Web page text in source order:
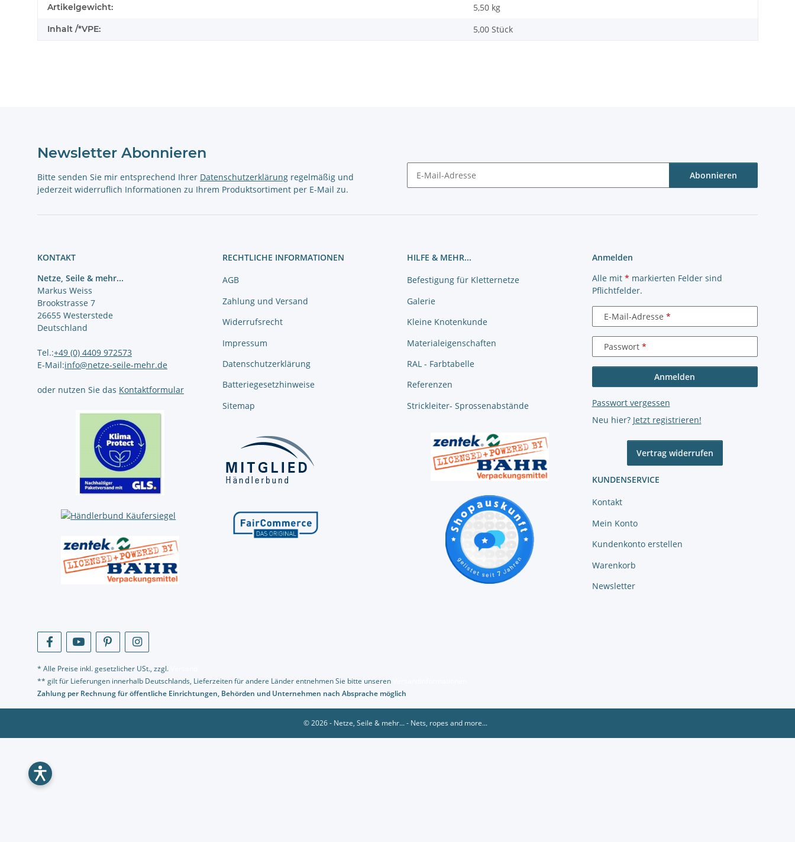
Produkteigenschaft
Wert
Artikelgewicht: 5,50 kg
Inhalt /*VPE: 5,00 Stück
Newsletter Abonnieren
Bitte senden Sie mir entsprechend Ihrer Datenschutzerklärung regelmäßig und
jederzeit widerruflich Informationen zu Ihrem Produktsortiment per E-Mail zu.
Abonnieren
KONTAKT
Netze, Seile & mehr...
Markus Weiss
Brookstrasse 7
26655 Westerstede
Deutschland
Tel.:+49 (0) 4409 972573
E-Mail:info@netze-seile-mehr.de
oder nutzen Sie das Kontaktformular
RECHTLICHE INFORMATIONEN
AGB
Zahlung und Versand
Widerrufsrecht
Impressum
Datenschutzerklärung
Batteriegesetzhinweise
Sitemap
HILFE & MEHR...
Befestigung für Kletternetze
Galerie
Kleine Knotenkunde
Materialeigenschaften
RAL - Farbtabelle
Referenzen
Strickleiter- Sprossenabstände
Anmelden
Alle mit * markierten Felder sind
Pflichtfelder.
E-Mail-Adresse
Passwort
Anmelden
Passwort vergessen
Neu hier? Jetzt registrieren!
Vertrag widerrufen
KUNDENSERVICE
Kontakt
Mein Konto
Kundenkonto erstellen
Warenkorb
Newsletter
* Alle Preise inkl. gesetzlicher USt., zzgl.
** gilt für Lieferungen innerhalb Deutschlands, Lieferzeiten für andere Länder entnehmen Sie bitte unseren
Zahlung per Rechnung für öffentliche Einrichtungen, Behörden und Unternehmen nach Absprache möglich
© 2026 - Netze, Seile & mehr... - Nets, ropes and more...